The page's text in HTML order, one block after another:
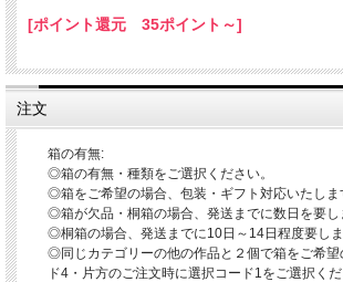
1・泡立ちが良い 2・クリーミーな泡が長持ちする 3・
又、素焼後に釉薬を掛けて焼成しますので、焼成後の生地
より「貫入」が起こります。
細かい無数の穴や貫入にある空気とビールの炭酸が混ざる
さらにその泡を長持ちさせる効果となりその泡に覆われる
れるようです。
又、萩焼には吸水性・保冷性がありますので、器を冷蔵庫
とても冷たくなりビールの冷たさが保持されます。
[ポイント還元 35ポイント～]
注文
箱の有無:
◎箱の有無・種類をご選択ください。
◎箱をご希望の場合、包装・ギフト対応いたしま
◎箱が欠品・桐箱の場合、発送までに数日を要し
◎桐箱の場合、発送までに10日～14日程度要しま
◎同じカテゴリーの他の作品と２個で箱をご希望
ド4・片方のご注文時に選択コード1をご選択くだ